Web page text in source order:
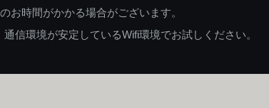
お時間がかかる場合がございます。
信環境が安定しているWifi環境でお試しください。